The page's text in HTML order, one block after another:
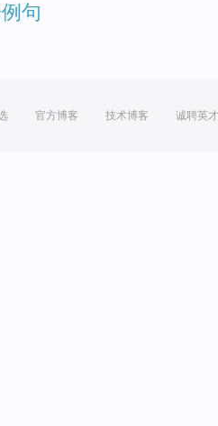
句
官方博客 技术博客 诚聘英才